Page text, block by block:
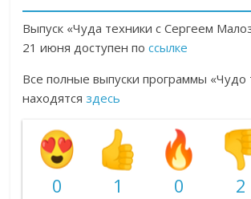
Выпуск «Чуда техники с Сергеем
21 июня доступен поссылке
Все полные выпуски программы «Чудо
находятсяздесь
0 1 0 2